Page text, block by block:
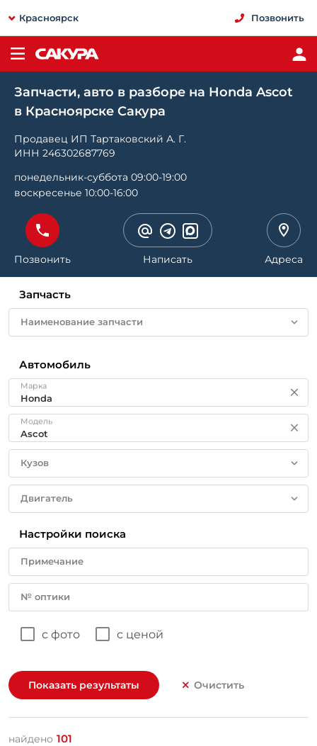
Красноярск Позвонить
Запчасти, авто в разборе на Honda Ascot
в Красноярске Сакура
Продавец ИП Тартаковский А. Г.
ИНН 246302687769
понедельник-суббота 09:00-19:00
воскресенье 10:00-16:00
Позвонить Написать Адреса
Запчасть
Наименование запчасти
Автомобиль
Марка
Модель
Кузов
Двигатель
Настройки поиска
Примечание
№ оптики
с фото с ценой
Показать результаты Очистить
найдено 101